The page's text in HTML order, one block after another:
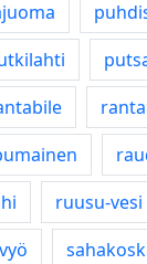
ruusu-vesi